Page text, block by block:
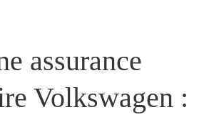
assurance
Volkswagen :